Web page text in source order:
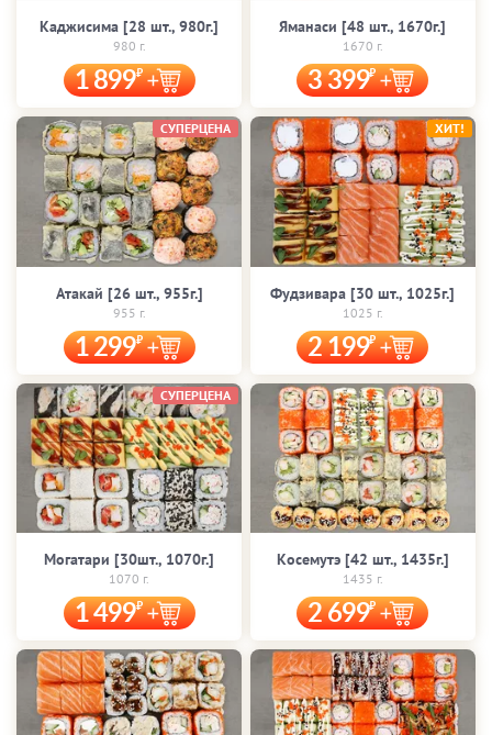
Каджисима [28 шт., 980г.]
980 г.
1 899
Яманаси [48 шт., 1670г.]
1670 г.
3 399
Атакай [26 шт., 955г.]
955 г.
1 299
СУПЕРЦЕНА
Фудзивара [30 шт., 1025г.]
1025 г.
2 199
ХИТ!
Могатари [30шт., 1070г.]
1070 г.
1 499
СУПЕРЦЕНА
Косемутэ [42 шт., 1435г.]
1435 г.
2 699